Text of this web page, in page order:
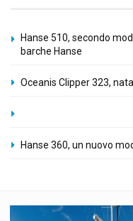
Hanse 510, secondo
barche Hanse
Oceanis Clipper 323,
Hanse 360, un nuovo